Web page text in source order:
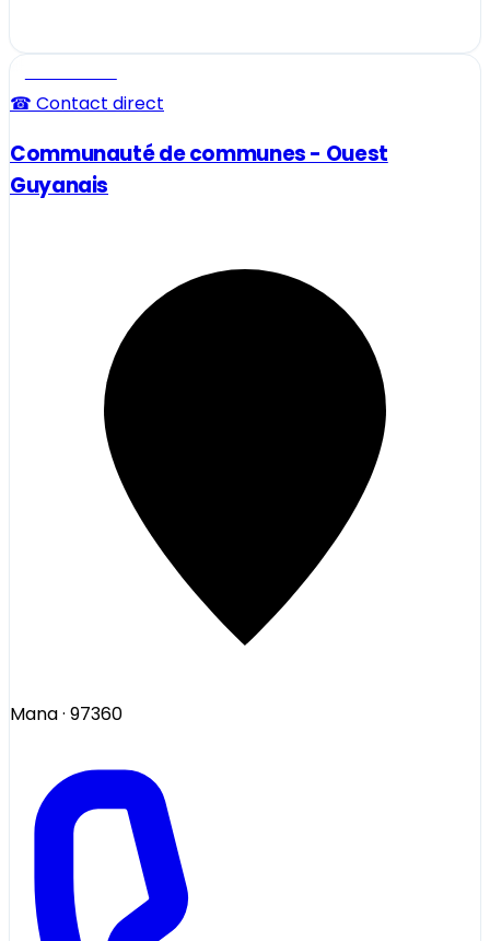
☎ Contact direct
Communauté de communes - Ouest
Guyanais
Mana· 97360